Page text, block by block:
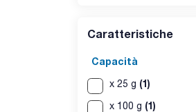
Caratteristiche
Capacità
x 25 g (1)
x 100 g (1)